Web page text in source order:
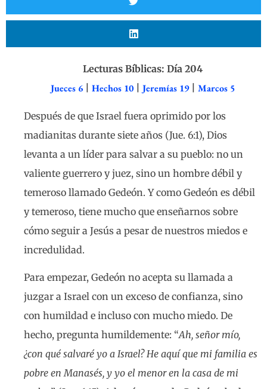
Lecturas Bíblicas: Día 204
Jueces 6| Hechos 10| Jeremías 19| Marcos 5
Después de que Israel fuera oprimido por los
madianitas durante siete años (Jue. 6:1), Dios
levanta a un líder para salvar a su pueblo: no un
valiente guerrero y juez, sino un hombre débil y
temeroso llamado Gedeón. Y como Gedeón es débil
y temeroso, tiene mucho que enseñarnos sobre
cómo seguir a Jesús a pesar de nuestros miedos e
incredulidad.
Para empezar, Gedeón no acepta su llamada a
juzgar a Israel con un exceso de confianza, sino
con humildad e incluso con mucho miedo. De
hecho, pregunta humildemente: “Ah, señor mío,
¿con qué salvaré yo a Israel? He aquí que mi familia es
pobre en Manasés, y yo el menor en la casa de mi